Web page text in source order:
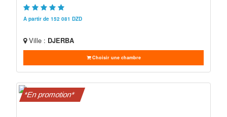
A partir de 152 081 DZD
Ville : DJERBA
Choisir une chambre
*En promotion*